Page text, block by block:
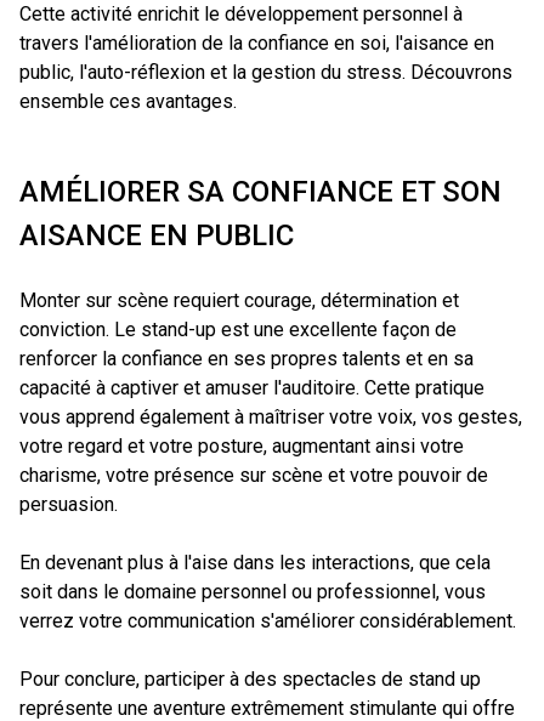
Cette activité enrichit le développement personnel à
travers l'amélioration de la confiance en soi, l'aisance en
public, l'auto-réflexion et la gestion du stress. Découvrons
ensemble ces avantages.
AMÉLIORER SA CONFIANCE ET SON
AISANCE EN PUBLIC
Monter sur scène requiert courage, détermination et
conviction. Le stand-up est une excellente façon de
renforcer la confiance en ses propres talents et en sa
capacité à captiver et amuser l'auditoire. Cette pratique
vous apprend également à maîtriser votre voix, vos gestes,
votre regard et votre posture, augmentant ainsi votre
charisme, votre présence sur scène et votre pouvoir de
persuasion.
En devenant plus à l'aise dans les interactions, que cela
soit dans le domaine personnel ou professionnel, vous
verrez votre communication s'améliorer considérablement.
Pour conclure, participer à des spectacles de stand up
représente une aventure extrêmement stimulante qui offre